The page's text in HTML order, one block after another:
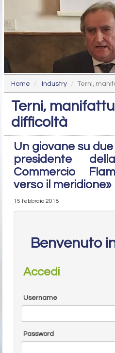
Home Industry Terni,
Terni,
difficoltà
Un giovane su due
presidente
Commercio
verso il meridione»
15 febbraio 2018
Benvenuto
Accedi
Username
Password